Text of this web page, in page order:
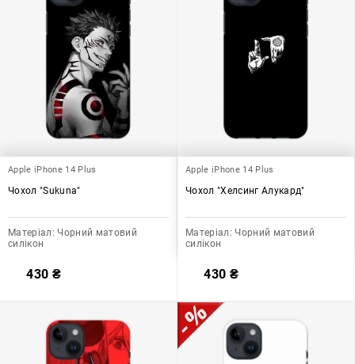
Apple iPhone 14 Plus
Чохол "Sukuna"
Матеріал: Чорний матовий
силікон
430 ₴
Apple iPhone 14 Plus
Чохол "Хелсинг Алукард"
Матеріал: Чорний матовий
силікон
430 ₴